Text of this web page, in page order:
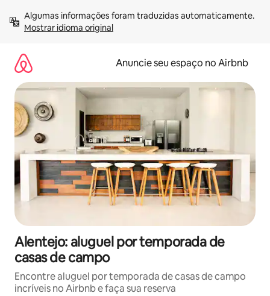
para
Mostrar idioma original
Anuncie seu espaço no Airbnb
Alentejo: aluguel por temporada de
casas de campo
Encontre aluguel por temporada de casas de campo
incríveis no Airbnb e faça sua reserva